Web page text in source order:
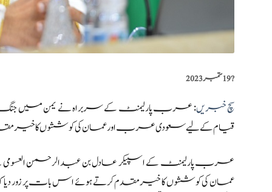
?️19 ستمبر 2023
سچ خبریں: عرب پارلیمنٹ کے سربراہ نے یمن میں
قیام کے لیے سعودی عرب اور عمان کی کوششوں کا خیر
عرب پارلیمنٹ کے اسپیکر عادل بن عبدالرحمن
عمان کی کوششوں کا خیرمقدم کرتے ہوئے اس بات پر